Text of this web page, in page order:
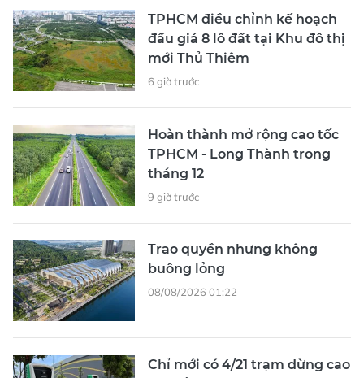
TPHCM điều chỉnh kế hoạch
đấu giá 8 lô đất tại Khu đô thị
mới Thủ Thiêm
6 giờ trước
Hoàn thành mở rộng cao tốc
TPHCM - Long Thành trong
tháng 12
9 giờ trước
Trao quyền nhưng không
buông lỏng
08/08/2026 01:22
Chỉ mới có 4/21 trạm dừng cao